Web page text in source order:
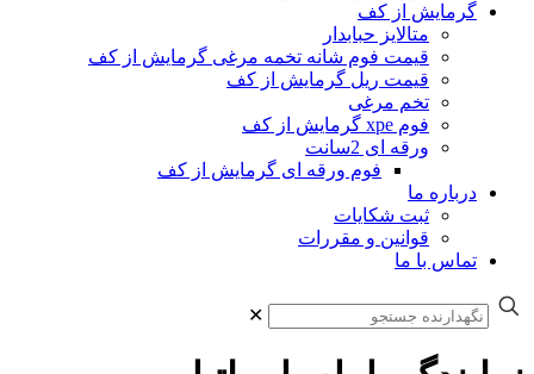
گرمایش از کف
متالایز حبابدار
قیمت فوم شانه تخمه مرغی گرمایش از کف
قیمت ریل گرمایش از کف
تخم مرغی
فوم xpe گرمایش از کف
ورقه ای 2سانت
فوم ورقه ای گرمایش از کف
درباره ما
ثبت شکایات
قوانین و مقررات
تماس با ما
✕